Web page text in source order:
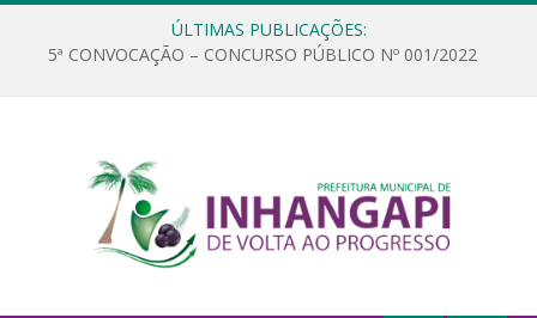
ÚLTIMAS PUBLICAÇÕES:
5ª CONVOCAÇÃO – CONCURSO PÚBLICO Nº 001/2022